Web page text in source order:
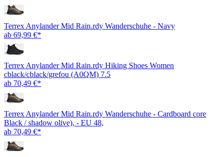
Terrex Anylander Mid Rain.rdy Wanderschuhe - Navy
ab 69,99 €*
Terrex Anylander Mid Rain.rdy Hiking Shoes Women
cblack/cblack/grefou (A0QM) 7.5
ab 70,49 €*
Terrex Anylander Mid Rain.rdy Wanderschuhe - Cardboard core
Black / shadow olive), - EU 48,
ab 70,49 €*